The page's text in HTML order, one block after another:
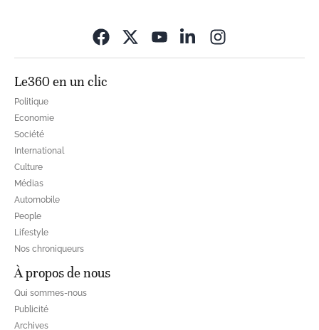
Le360 en un clic
Politique
Economie
Société
International
Culture
Médias
Automobile
People
Lifestyle
Nos chroniqueurs
À propos de nous
Qui sommes-nous
Publicité
Archives